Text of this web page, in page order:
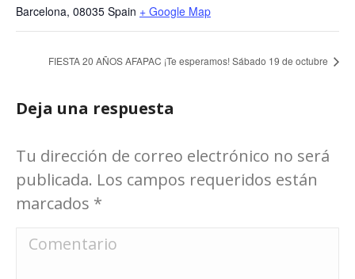
Barcelona, 08035 Spain + Google Map
FIESTA 20 AÑOS AFAPAC ¡Te esperamos! Sábado 19 de octubre
Deja una respuesta
Tu dirección de correo electrónico no será
publicada. Los campos requeridos están
marcados *
Comentario